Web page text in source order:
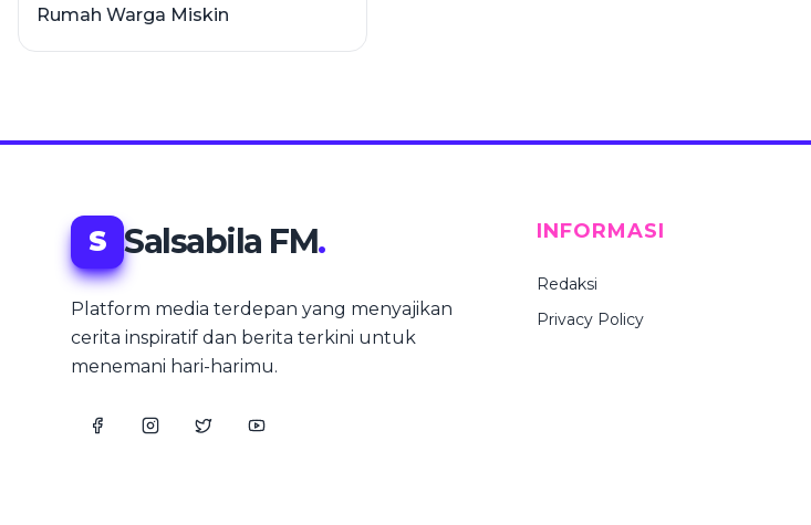
Rumah Warga Miskin
S Salsabila FM.
Platform media terdepan yang menyajikan
cerita inspiratif dan berita terkini untuk
menemani hari-harimu.
INFORMASI
Redaksi
Privacy Policy